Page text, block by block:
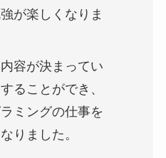
が楽しくなりま
容が決まってい
ることができ、
ミングの仕事を
りました。